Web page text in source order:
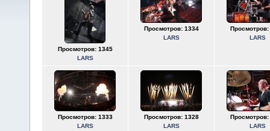
Просмотров: 1345
LARS
Просмотров: 1334
LARS
Просмотров:
LARS
Просмотров: 1333
LARS
Просмотров: 1328
LARS
Просмотров:
LARS